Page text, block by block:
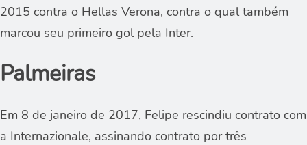
2015 contra o Hellas Verona, contra o qual também
marcou seu primeiro gol pela Inter.
Palmeiras
Em 8 de janeiro de 2017, Felipe rescindiu contrato com
a Internazionale, assinando contrato por três